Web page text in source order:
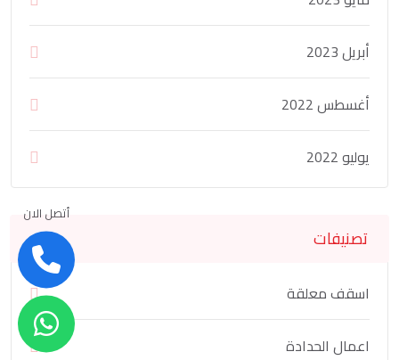
أبريل 2023
أغسطس 2022
يوليو 2022
تصنيفات
اسقف معلقة
اعمال الحدادة
أتصل الان